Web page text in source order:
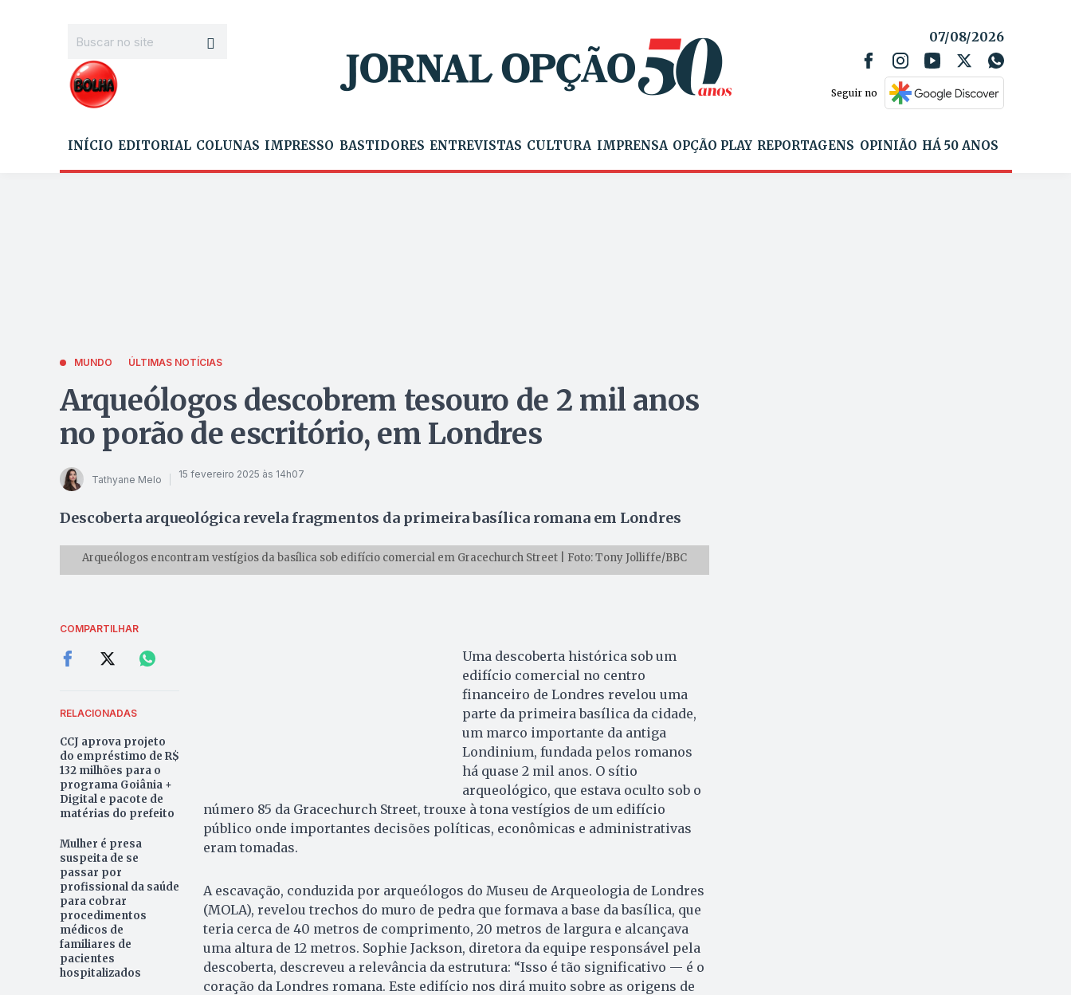
07/08/2026
Seguir no
INÍCIO EDITORIAL COLUNAS IMPRESSO BASTIDORES ENTREVISTAS CULTURA IMPRENSA OPÇÃO PLAY REPORTAGENS OPINIÃO HÁ 50 ANOS
MUNDO ÚLTIMAS NOTÍCIAS
Arqueólogos descobrem tesouro de 2 mil anos
no porão de escritório, em Londres
Tathyane Melo 15 fevereiro 2025 às 14h07
Descoberta arqueológica revela fragmentos da primeira basílica romana em Londres
Arqueólogos encontram vestígios da basílica sob edifício comercial em Gracechurch Street | Foto: Tony Jolliffe/BBC
COMPARTILHAR
RELACIONADAS
CCJ aprova projeto
do empréstimo de R$
132 milhões para o
programa Goiânia +
Digital e pacote de
matérias do prefeito
Mulher é presa
suspeita de se
passar por
profissional da saúde
para cobrar
procedimentos
médicos de
familiares de
pacientes
hospitalizados
Uma descoberta histórica sob um
edifício comercial no centro
financeiro de Londres revelou uma
parte da primeira basílica da cidade,
um marco importante da antiga
Londinium, fundada pelos romanos
há quase 2 mil anos. O sítio
arqueológico, que estava oculto sob o
número 85 da Gracechurch Street, trouxe à tona vestígios de um edifício
público onde importantes decisões políticas, econômicas e administrativas
eram tomadas.
A escavação, conduzida por arqueólogos do Museu de Arqueologia de Londres
(MOLA), revelou trechos do muro de pedra que formava a base da basílica, que
teria cerca de 40 metros de comprimento, 20 metros de largura e alcançava
uma altura de 12 metros. Sophie Jackson, diretora da equipe responsável pela
descoberta, descreveu a relevância da estrutura: “Isso é tão significativo — é o
coração da Londres romana. Este edifício nos dirá muito sobre as origens de